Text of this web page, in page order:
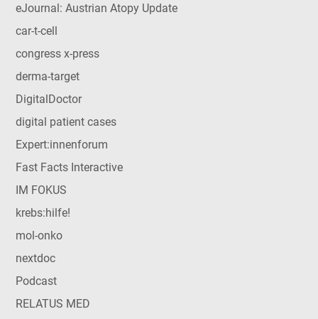
eJournal: Austrian Atopy Update
car-t-cell
congress x-press
derma-target
DigitalDoctor
digital patient cases
Expert:innenforum
Fast Facts Interactive
IM FOKUS
krebs:hilfe!
mol-onko
nextdoc
Podcast
RELATUS MED